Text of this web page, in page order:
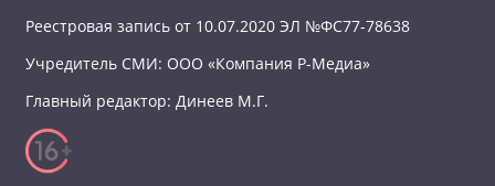
Реестровая запись от 10.07.2020 ЭЛ №ФС77-78638
Учредитель СМИ: ООО «Компания Р-Медиа»
Главный редактор: Динеев М.Г.